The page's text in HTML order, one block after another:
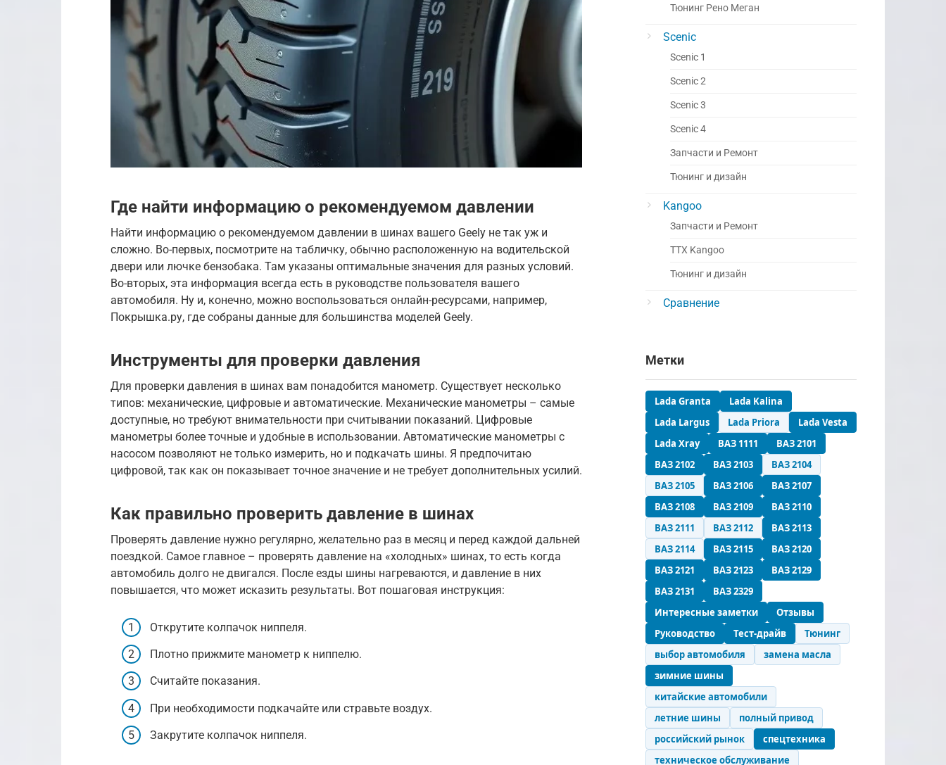
Где найти информацию о рекомендуемом давлении
Найти информацию о рекомендуемом давлении в шинах вашего Geely не так уж и
сложно. Во-первых, посмотрите на табличку, обычно расположенную на водительской
двери или лючке бензобака. Там указаны оптимальные значения для разных условий.
Во-вторых, эта информация всегда есть в руководстве пользователя вашего
автомобиля. Ну и, конечно, можно воспользоваться онлайн-ресурсами, например,
Покрышка.ру, где собраны данные для большинства моделей Geely.
Инструменты для проверки давления
Для проверки давления в шинах вам понадобится манометр. Существует несколько
типов: механические, цифровые и автоматические. Механические манометры – самые
доступные, но требуют внимательности при считывании показаний. Цифровые
манометры более точные и удобные в использовании. Автоматические манометры с
насосом позволяют не только измерить, но и подкачать шины. Я предпочитаю
цифровой, так как он показывает точное значение и не требует дополнительных усилий.
Как правильно проверить давление в шинах
Проверять давление нужно регулярно, желательно раз в месяц и перед каждой дальней
поездкой. Самое главное – проверять давление на «холодных» шинах, то есть когда
автомобиль долго не двигался. После езды шины нагреваются, и давление в них
повышается, что может исказить результаты. Вот пошаговая инструкция:
Открутите колпачок ниппеля.
Плотно прижмите манометр к ниппелю.
Считайте показания.
При необходимости подкачайте или стравьте воздух.
Закрутите колпачок ниппеля.
Тюнинг Рено Меган
Scenic
Scenic 1
Scenic 2
Scenic 3
Scenic 4
Запчасти и Ремонт
Тюнинг и дизайн
Kangoo
Запчасти и Ремонт
ТТХ Kangoo
Тюнинг и дизайн
Сравнение
Метки
Lada Granta
Lada Kalina
Lada Largus
Lada Priora
Lada Vesta
Lada Xray
ВАЗ 1111
ВАЗ 2101
ВАЗ 2102
ВАЗ 2103
ВАЗ 2104
ВАЗ 2105
ВАЗ 2106
ВАЗ 2107
ВАЗ 2108
ВАЗ 2109
ВАЗ 2110
ВАЗ 2111
ВАЗ 2112
ВАЗ 2113
ВАЗ 2114
ВАЗ 2115
ВАЗ 2120
ВАЗ 2121
ВАЗ 2123
ВАЗ 2129
ВАЗ 2131
ВАЗ 2329
Интересные заметки
Отзывы
Руководство
Тест-драйв
Тюнинг
выбор автомобиля
замена масла
зимние шины
китайские автомобили
летние шины
полный привод
российский рынок
спецтехника
техническое обслуживание